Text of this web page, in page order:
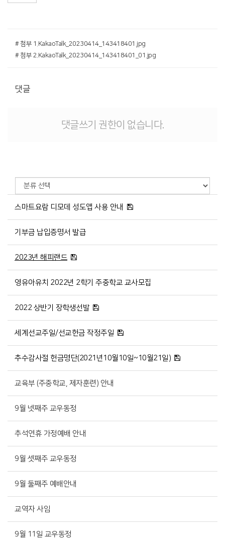
# 첨부 1.KakaoTalk_20230414_143418401.jpg
# 첨부 2.KakaoTalk_20230414_143418401_01.jpg
댓글
댓글쓰기 권한이 없습니다.
스마트요람 디모데 성도앱 사용 안내
기부금 납입증명서 발급
2023년 해피랜드
영유아유치 2022년 2학기 주중학교 교사모집
2022 상반기 장학생선발
세계선교주일/선교헌금 작정주일
추수감사절 헌금명단(2021년10월10일~10월21일)
교육부 (주중학교, 제자훈련) 안내
9월 넷째주 교우동정
추석연휴 가정예배 안내
9월 셋째주 교우동정
9월 둘째주 예배안내
교역자 사임
9월 11일 교우동정